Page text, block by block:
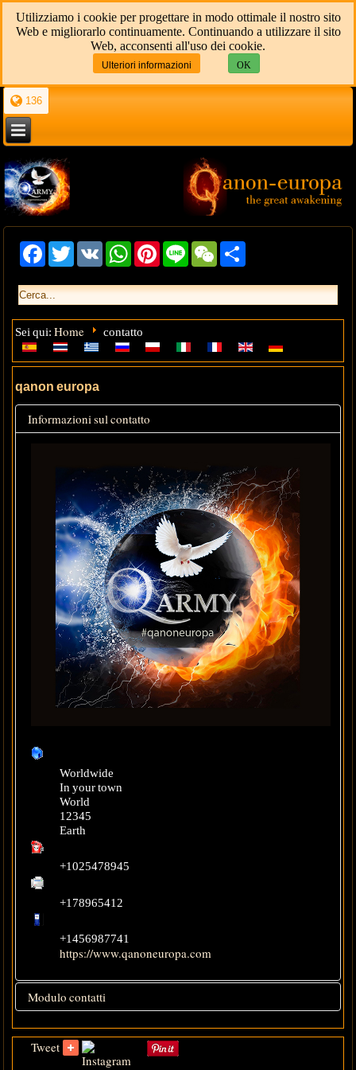
Utilizziamo i cookie per progettare in modo ottimale il nostro sito
Web e migliorarlo continuamente. Continuando a utilizzare il sito
Web, acconsenti all'uso dei cookie.
Ulteriori informazioni OK
136
FacebookTwitterVK WhatsAppPinterest
Line WeChat
Sei qui:Home contatto
qanon europa
Informazioni sul contatto
Worldwide
In your town
World
12345
Earth
+1025478945
+178965412
+1456987741
https://www.qanoneuropa.com
Modulo contatti
Invia un'email
*Campo obbligatorio
Nome*
Tweet